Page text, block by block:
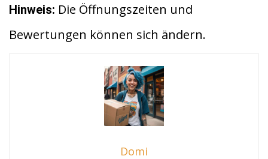
Hinweis: Die Öffnungszeiten und
Bewertungen können sich ändern.
Domi